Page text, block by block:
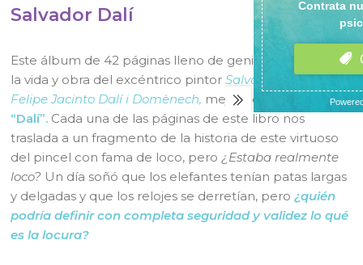
Salvador Dalí
Este álbum de 42 páginas lleno de genialidad, describe
la vida y obra del excéntrico pintorSalvador Domingo
Felipe Jacinto Dalí i Domènech, mejor conocido como
“Dalí”. Cada una de las páginas de este libro nos
traslada a un fragmento de la historia de este virtuoso
del pincel con fama de loco, pero¿Estaba realmente
loco? Un día soñó que los elefantes tenían patas largas
y delgadas y que los relojes se derretían, pero¿quién
podría definir con completa seguridad y validez lo qué
es la locura?